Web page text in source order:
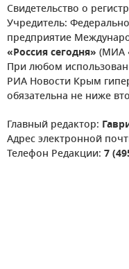
Свидетельство о
Учредитель:
предприятие
«Россия сегодня» (МИА
При любом
РИА Новости Крым
обязательна не ниже
Главный редактор:
Адрес электронной
Телефон Редакции: 7